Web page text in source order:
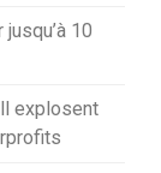
10
explosent